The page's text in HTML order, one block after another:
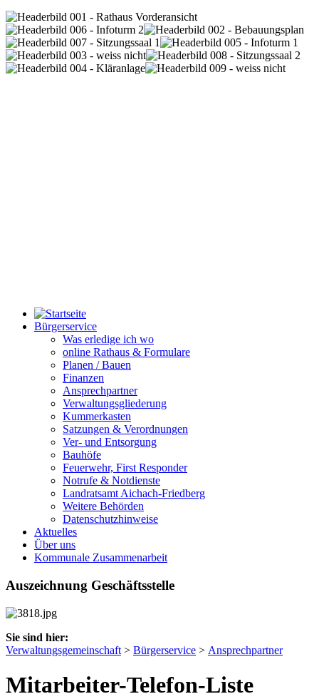
Bürgerservice
Was erledige ich wo
online Rathaus & Formulare
Planen / Bauen
Finanzen
Ansprechpartner
Verwaltungsgliederung
Kummerkasten
Satzungen & Verordnungen
Ver- und Entsorgung
Bauhöfe
Feuerwehr, First Responder
Notrufe & Notdienste
Landratsamt Aichach-Friedberg
Weitere Behörden
Datenschutzhinweise
Aktuelles
Über uns
Kommunale Zusammenarbeit
Auszeichnung Geschäftsstelle
Sie sind hier:
Verwaltungsgemeinschaft > Bürgerservice > Ansprechpartner
Mitarbeiter-Telefon-Liste